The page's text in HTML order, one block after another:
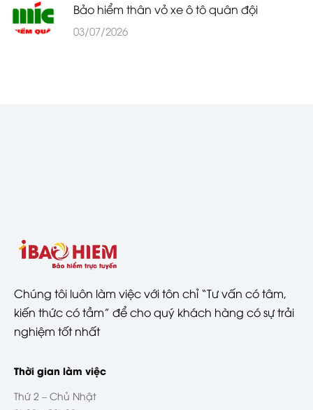
Bảo hiểm thân vỏ xe ô tô quân đội
03/07/2026
Chúng tôi luôn làm việc với tôn chỉ “Tư vấn có tâm,
kiến thức có tầm” để cho quý khách hàng có sự trải
nghiệm tốt nhất
Thời gian làm việc
Thứ 2 – Chủ Nhật